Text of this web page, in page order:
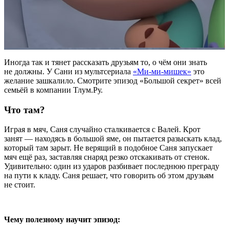
Иногда так и тянет рассказать друзьям то, о чём они знать
не должны. У Сани из мультсериала «Ми-ми-мишек» это
желание зашкалило. Смотрите эпизод «Большой секрет» всей
семьёй в компании Тлум.Ру.
Что там?
Играя в мяч, Саня случайно сталкивается с Валей. Крот
занят — находясь в большой яме, он пытается разыскать клад,
который там зарыт. Не верящий в подобное Саня запускает
мяч ещё раз, заставляя снаряд резко отскакивать от стенок.
Удивительно: один из ударов разбивает последнюю преграду
на пути к кладу. Саня решает, что говорить об этом друзьям
не стоит.
Чему полезному научит эпизод: